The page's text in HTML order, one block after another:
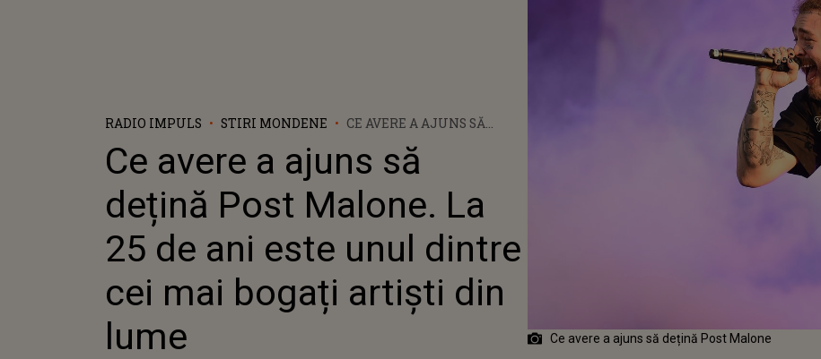
RADIO IMPULS STIRI MONDENE
CE AVERE A AJUNS SĂ
25 DE ANI ESTE UNUL
DINTRE CEI MAI BOGAȚI
ARTIȘTI DIN LUME
Ce avere a ajuns să
dețină Post Malone. La
25 de ani este unul dintre
cei mai bogați artiști din
lume
Ce avere a ajuns să dețină Post Malone